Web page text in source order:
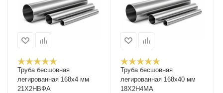
Труба бесшовная
легированная 168х4 мм
21Х2НВФА
Труба бесшовная
легированная 168х40 мм
18Х2Н4МА